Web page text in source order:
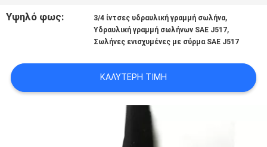
ΕΙΔΉΣΕΙΣ
ΖΗΤΉΣΤΕ
ΈΝΑ
ΑΠΌΣΠΑΣΜΑ
Υψηλό φως: 3/4 ίντσες υδραυλική γραμμή σωλήνα,
Υδραυλική γραμμή σωλήνων SAE J517,
Σωλήνες ενισχυμένες με σύρμα SAE J517
ΚΑΛΎΤΕΡΗ ΤΙΜΉ